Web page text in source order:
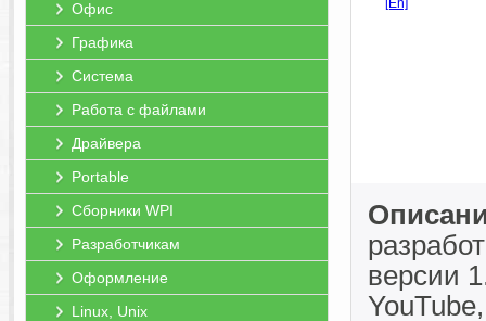
Офис
Графика
Система
Работа с файлами
Драйвера
Portable
Сборники WPI
Разработчикам
Оформление
Linux, Unix
версии